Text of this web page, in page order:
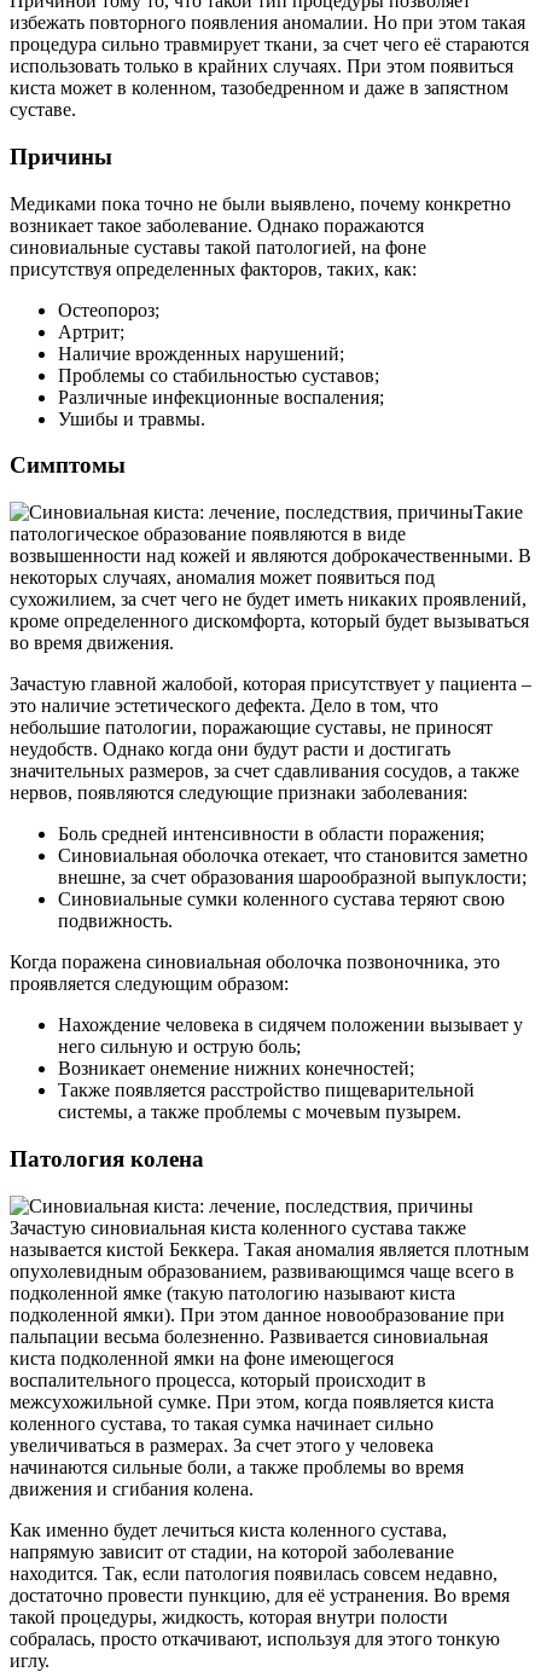
избежать повторного появления аномалии. Но при этом такая
процедура сильно травмирует ткани, за счет чего её стараются
использовать только в крайних случаях. При этом появиться
киста может в коленном, тазобедренном и даже в запястном
суставе.
Причины
Медиками пока точно не были выявлено, почему конкретно
возникает такое заболевание. Однако поражаются
синовиальные суставы такой патологией, на фоне
присутствуя определенных факторов, таких, как:
Остеопороз;
Артрит;
Наличие врожденных нарушений;
Проблемы со стабильностью суставов;
Различные инфекционные воспаления;
Ушибы и травмы.
Симптомы
Такие
патологическое образование появляются в виде
возвышенности над кожей и являются доброкачественными. В
некоторых случаях, аномалия может появиться под
сухожилием, за счет чего не будет иметь никаких проявлений,
кроме определенного дискомфорта, который будет вызываться
во время движения.
Зачастую главной жалобой, которая присутствует у пациента –
это наличие эстетического дефекта. Дело в том, что
небольшие патологии, поражающие суставы, не приносят
неудобств. Однако когда они будут расти и достигать
значительных размеров, за счет сдавливания сосудов, а также
нервов, появляются следующие признаки заболевания:
Боль средней интенсивности в области поражения;
Синовиальная оболочка отекает, что становится заметно
внешне, за счет образования шарообразной выпуклости;
Синовиальные сумки коленного сустава теряют свою
подвижность.
Когда поражена синовиальная оболочка позвоночника, это
проявляется следующим образом:
Нахождение человека в сидячем положении вызывает у
него сильную и острую боль;
Возникает онемение нижних конечностей;
Также появляется расстройство пищеварительной
системы, а также проблемы с мочевым пузырем.
Патология колена
Зачастую синовиальная киста коленного сустава также
называется кистой Беккера. Такая аномалия является плотным
опухолевидным образованием, развивающимся чаще всего в
подколенной ямке (такую патологию называют киста
подколенной ямки). При этом данное новообразование при
пальпации весьма болезненно. Развивается синовиальная
киста подколенной ямки на фоне имеющегося
воспалительного процесса, который происходит в
межсухожильной сумке. При этом, когда появляется киста
коленного сустава, то такая сумка начинает сильно
увеличиваться в размерах. За счет этого у человека
начинаются сильные боли, а также проблемы во время
движения и сгибания колена.
Как именно будет лечиться киста коленного сустава,
напрямую зависит от стадии, на которой заболевание
находится. Так, если патология появилась совсем недавно,
достаточно провести пункцию, для её устранения. Во время
такой процедуры, жидкость, которая внутри полости
собралась, просто откачивают, используя для этого тонкую
иглу.